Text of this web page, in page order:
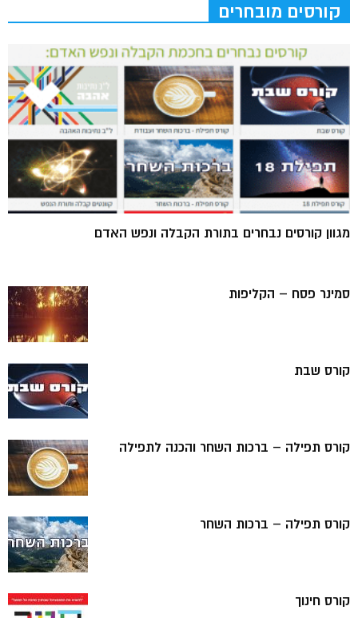
קורסים מובחרים
מגוון קורסים נבחרים בתורת הקבלה ונפש האדם
סמינר פסח – הקליפות
קורס שבת
קורס תפילה – ברכות השחר והכנה לתפילה
קורס תפילה – ברכות השחר
קורס חינוך